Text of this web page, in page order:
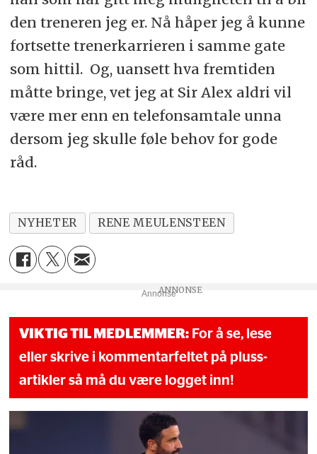
den treneren jeg er. Nå håper jeg å kunne
fortsette trenerkarrieren i samme gate
som hittil. Og, uansett hva fremtiden
måtte bringe, vet jeg at Sir Alex aldri vil
være mer enn en telefonsamtale unna
dersom jeg skulle føle behov for gode
råd.
NYHETER RENE MEULENSTEEN
Annonse
VIKTIG TIL MEDLEMMER: For å se, lese
eller skrive i kommentarfeltet på pluss-
artikler så må du være logget inn!